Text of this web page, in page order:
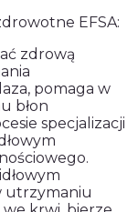
EFSA:
zdrową
pomaga w
błon
specjalizacji
utrzymaniu